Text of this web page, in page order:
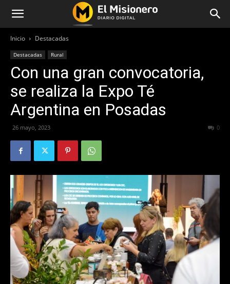
Inicio Destacadas
Destacadas Rural
Con una gran convocatoria,
se realiza la Expo Té
Argentina en Posadas
26 mayo, 2023 0